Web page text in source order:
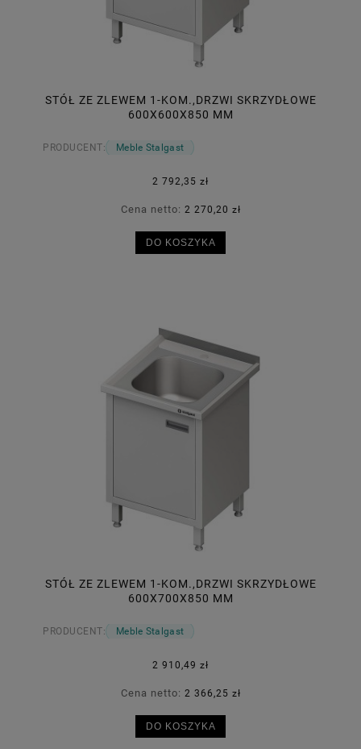
STÓŁ ZE ZLEWEM 1-KOM.,DRZWI SKRZYDŁOWE
600X600X850 MM
PRODUCENT: Meble Stalgast
2 792,35 zł
Cena netto: 2 270,20 zł
DO KOSZYKA
STÓŁ ZE ZLEWEM 1-KOM.,DRZWI SKRZYDŁOWE
600X700X850 MM
PRODUCENT: Meble Stalgast
2 910,49 zł
Cena netto: 2 366,25 zł
DO KOSZYKA